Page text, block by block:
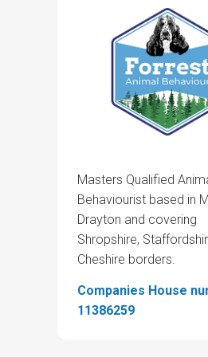
Masters Qualified
Behaviourist based in
Drayton and covering
Shropshire,
Cheshire borders.
Companies House
11386259